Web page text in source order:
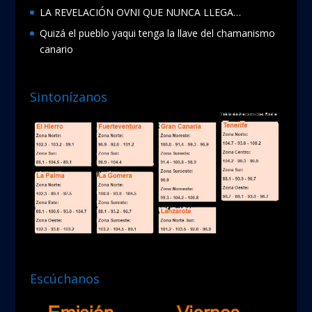
LA REVELACIÓN OVNI QUE NUNCA LLEGA…
Quizá el pueblo yaqui tenga la llave del chamanismo
canario
Sintonízanos
Escúchanos